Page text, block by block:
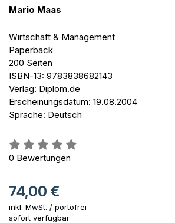
Mario Maas
Wirtschaft & Management
Paperback
200 Seiten
ISBN-13: 9783838682143
Verlag: Diplom.de
Erscheinungsdatum: 19.08.2004
Sprache: Deutsch
Bewertung::
0%
0 Bewertungen
74,00 €
inkl. MwSt. / portofrei
sofort verfügbar